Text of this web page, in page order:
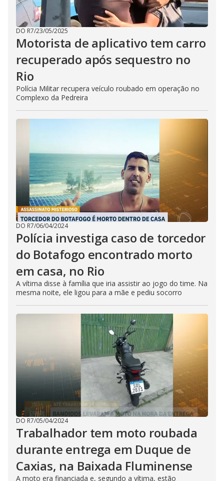
DO R7/23/05/2025
Motorista de aplicativo tem carro
recuperado após sequestro no
Rio
Polícia Militar recupera veículo roubado em operação no
Complexo da Pedreira
DO R7/06/04/2024
Polícia investiga caso de torcedor
do Botafogo encontrado morto
em casa, no Rio
A vítima disse à família que iria assistir ao jogo do time. Na
mesma noite, ele ligou para a mãe e pediu socorro
DO R7/05/04/2024
Trabalhador tem moto roubada
durante entrega em Duque de
Caxias, na Baixada Fluminense
A moto era financiada e, segundo a vítima, estão